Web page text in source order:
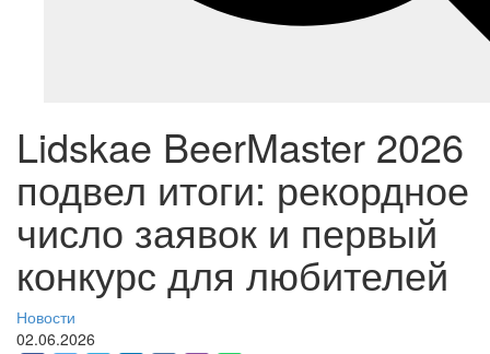
Lidskae BeerMaster 2026
подвел итоги: рекордное
число заявок и первый
конкурс для любителей
Новости
02.06.2026